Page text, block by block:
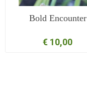
Bold Encounter
€ 10,00